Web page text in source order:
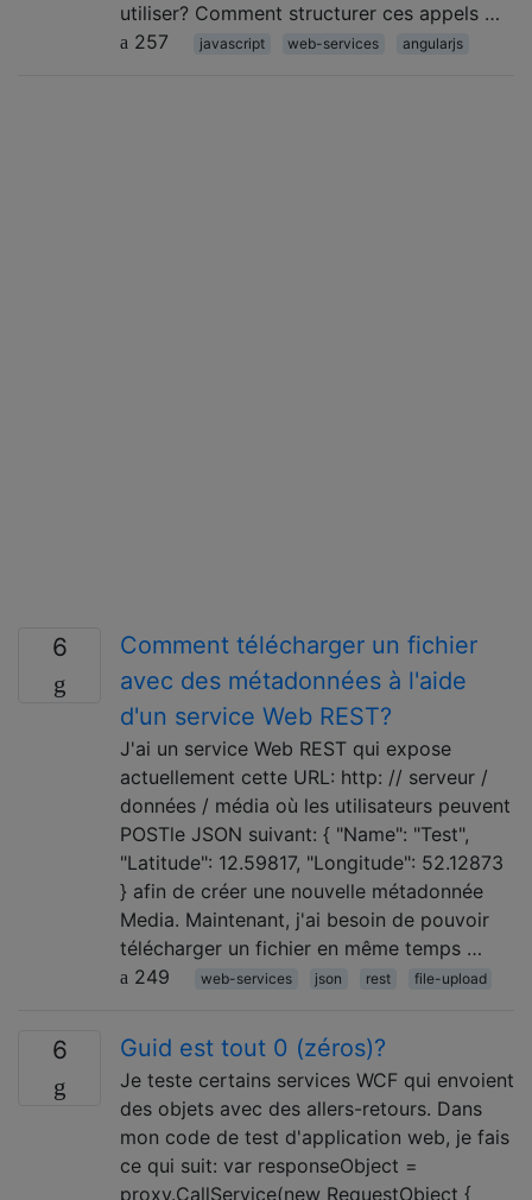
utiliser? Comment structurer ces appels …
257
javascript web-services angularjs
6
Comment télécharger un fichier
avec des métadonnées à l'aide
d'un service Web REST?
J'ai un service Web REST qui expose
actuellement cette URL: http: // serveur /
données / média où les utilisateurs peuvent
POSTle JSON suivant: { "Name": "Test",
"Latitude": 12.59817, "Longitude": 52.12873
} afin de créer une nouvelle métadonnée
Media. Maintenant, j'ai besoin de pouvoir
télécharger un fichier en même temps …
249
web-services json rest file-upload
6 Guid est tout 0 (zéros)?
Je teste certains services WCF qui envoient
des objets avec des allers-retours. Dans
mon code de test d'application web, je fais
ce qui suit: var responseObject =
proxy.CallService(new RequestObject {